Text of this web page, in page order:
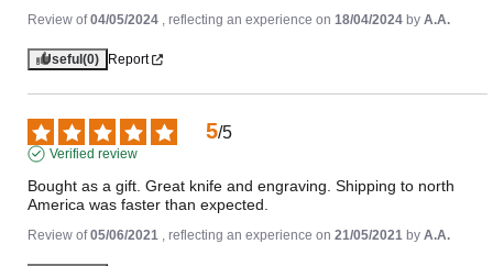
Review of04/05/2024 , reflecting an experience on 18/04/2024 by A.A.
Useful (0) Report
5/5
Verified review
Bought as a gift. Great knife and engraving. Shipping to north
America was faster than expected.
Review of05/06/2021 , reflecting an experience on 21/05/2021 by A.A.